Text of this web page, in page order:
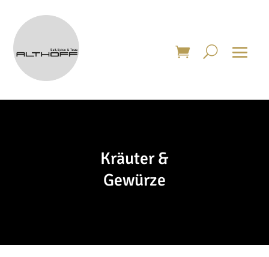
Kräuter &
Gewürze